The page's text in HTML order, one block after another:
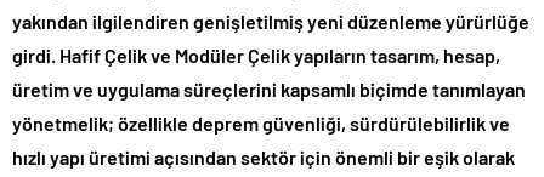
yakından ilgilendiren genişletilmiş yeni düzenleme yürürlüğe
girdi. Hafif Çelik ve Modüler Çelik yapıların tasarım, hesap,
üretim ve uygulama süreçlerini kapsamlı biçimde tanımlayan
yönetmelik; özellikle deprem güvenliği, sürdürülebilirlik ve
hızlı yapı üretimi açısından sektör için önemli bir eşik olarak